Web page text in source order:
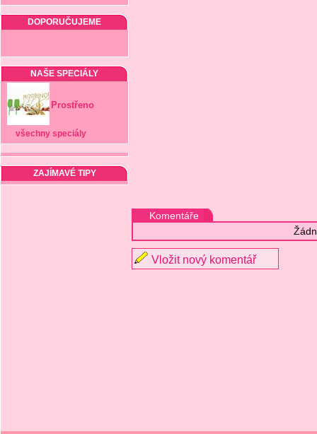
DOPORUČUJEME
NAŠE SPECIÁLY
Prostřeno
všechny speciály
ZAJÍMAVÉ TIPY
Komentáře
Vložit nový komentář